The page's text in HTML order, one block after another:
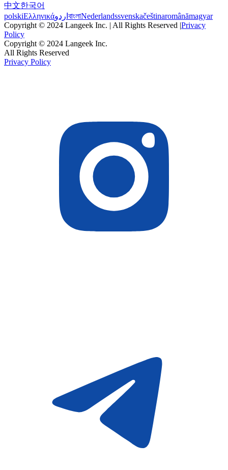
中文한국어
polskiΕλληνικάاردو বাংলাNederlandssvenskačeštinaromânămagyar
Copyright © 2024 Langeek Inc. | All Rights Reserved |Privacy
Policy
Copyright © 2024 Langeek Inc.
All Rights Reserved
Privacy Policy